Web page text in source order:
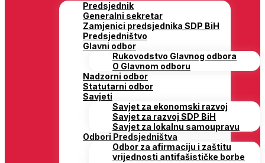
Predsjednik
Generalni sekretar
Zamjenici predsjednika SDP BiH
Predsjedništvo
Glavni odbor
Rukovodstvo Glavnog odbora
O Glavnom odboru
Nadzorni odbor
Statutarni odbor
Savjeti
Savjet za ekonomski razvoj
Savjet za razvoj SDP BiH
Savjet za lokalnu samoupravu
Odbori Predsjedništva
Odbor za afirmaciju i zaštitu
vrijednosti antifašističke borbe